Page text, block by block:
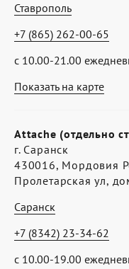
Показать на карте
Ставрополь
с 10.00-21.00
+7 (865) 262-00-65
Attache (отдельно
г. Саранск
430016, Мордовия
Пролетарская ул,
Саранск
с 10.00-19.00
+7 (8342) 23-34-62